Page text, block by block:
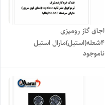
اجاق گاز رومیزی
۴شعله(استیل)مارال استیل
مدل۴۵۰۱۵
ناموجود